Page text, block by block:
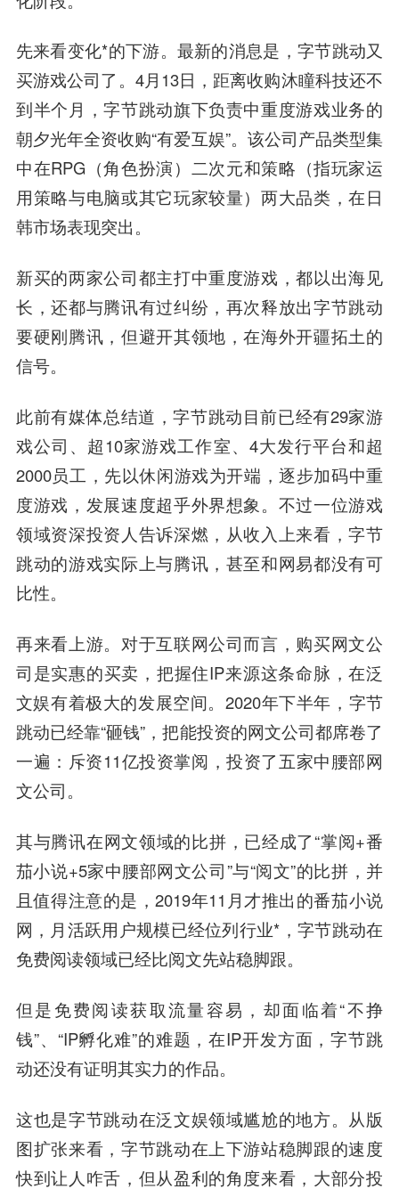
先来看变化*的下游。最新的消息是，字节跳动又
买游戏公司了。4月13日，距离收购沐瞳科技还不
到半个月，字节跳动旗下负责中重度游戏业务的
朝夕光年全资收购“有爱互娱”。该公司产品类型集
中在RPG（角色扮演）二次元和策略（指玩家运
用策略与电脑或其它玩家较量）两大品类，在日
韩市场表现突出。
新买的两家公司都主打中重度游戏，都以出海见
长，还都与腾讯有过纠纷，再次释放出字节跳动
要硬刚腾讯，但避开其领地，在海外开疆拓土的
信号。
此前有媒体总结道，字节跳动目前已经有29家游
戏公司、超10家游戏工作室、4大发行平台和超
2000员工，先以休闲游戏为开端，逐步加码中重
度游戏，发展速度超乎外界想象。不过一位游戏
领域资深投资人告诉深燃，从收入上来看，字节
跳动的游戏实际上与腾讯，甚至和网易都没有可
比性。
再来看上游。对于互联网公司而言，购买网文公
司是实惠的买卖，把握住IP来源这条命脉，在泛
文娱有着极大的发展空间。2020年下半年，字节
跳动已经靠“砸钱”，把能投资的网文公司都席卷了
一遍：斥资11亿投资掌阅，投资了五家中腰部网
文公司。
其与腾讯在网文领域的比拼，已经成了“掌阅+番
茄小说+5家中腰部网文公司”与“阅文”的比拼，并
且值得注意的是，2019年11月才推出的番茄小说
网，月活跃用户规模已经位列行业*，字节跳动在
免费阅读领域已经比阅文先站稳脚跟。
但是免费阅读获取流量容易，却面临着“不挣
钱”、“IP孵化难”的难题，在IP开发方面，字节跳
动还没有证明其实力的作品。
这也是字节跳动在泛文娱领域尴尬的地方。从版
图扩张来看，字节跳动在上下游站稳脚跟的速度
快到让人咋舌，但从盈利的角度来看，大部分投